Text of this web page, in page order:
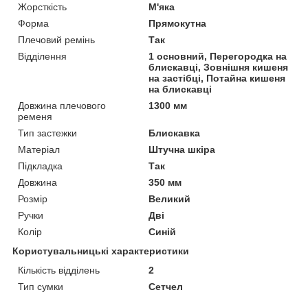
Жорсткість
М'яка
Форма
Прямокутна
Плечовий ремінь
Так
Відділення
1 основний, Перегородка на
блискавці, Зовнішня кишеня
на застібці, Потайна кишеня
на блискавці
Довжина плечового
ременя
1300 мм
Тип застежки
Блискавка
Матеріал
Штучна шкіра
Підкладка
Так
Довжина
350 мм
Розмір
Великий
Ручки
Дві
Колір
Синій
Користувальницькі характеристики
Кількість відділень
2
Тип сумки
Сетчел